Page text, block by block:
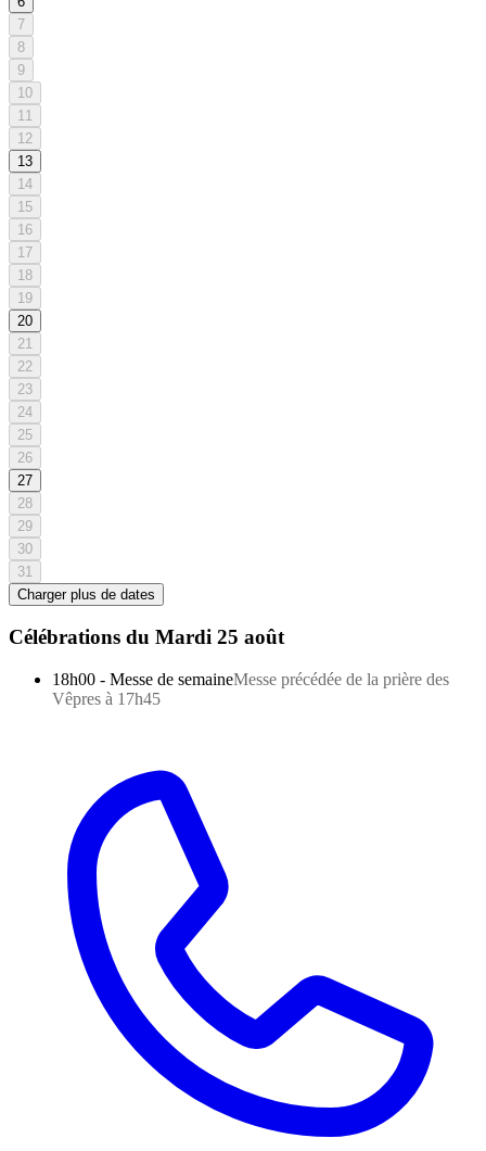
7
8
9
10
11
12
13
14
15
16
17
18
19
20
21
22
23
24
25
26
27
28
29
30
31
Charger plus de dates
Célébrations du Mardi 25 août
18h00 - Messe de semaineMesse précédée de la prière des
Vêpres à 17h45